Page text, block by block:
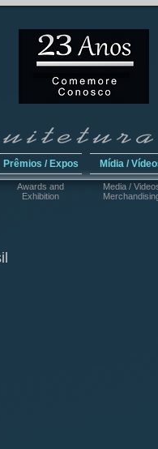
Prêmios / Expos Mídia /
Media /
Awards and
Exhibition